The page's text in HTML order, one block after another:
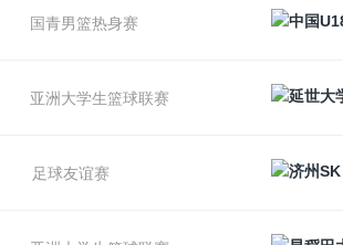
国青男篮热身赛
亚洲大学生篮球联赛
足球友谊赛